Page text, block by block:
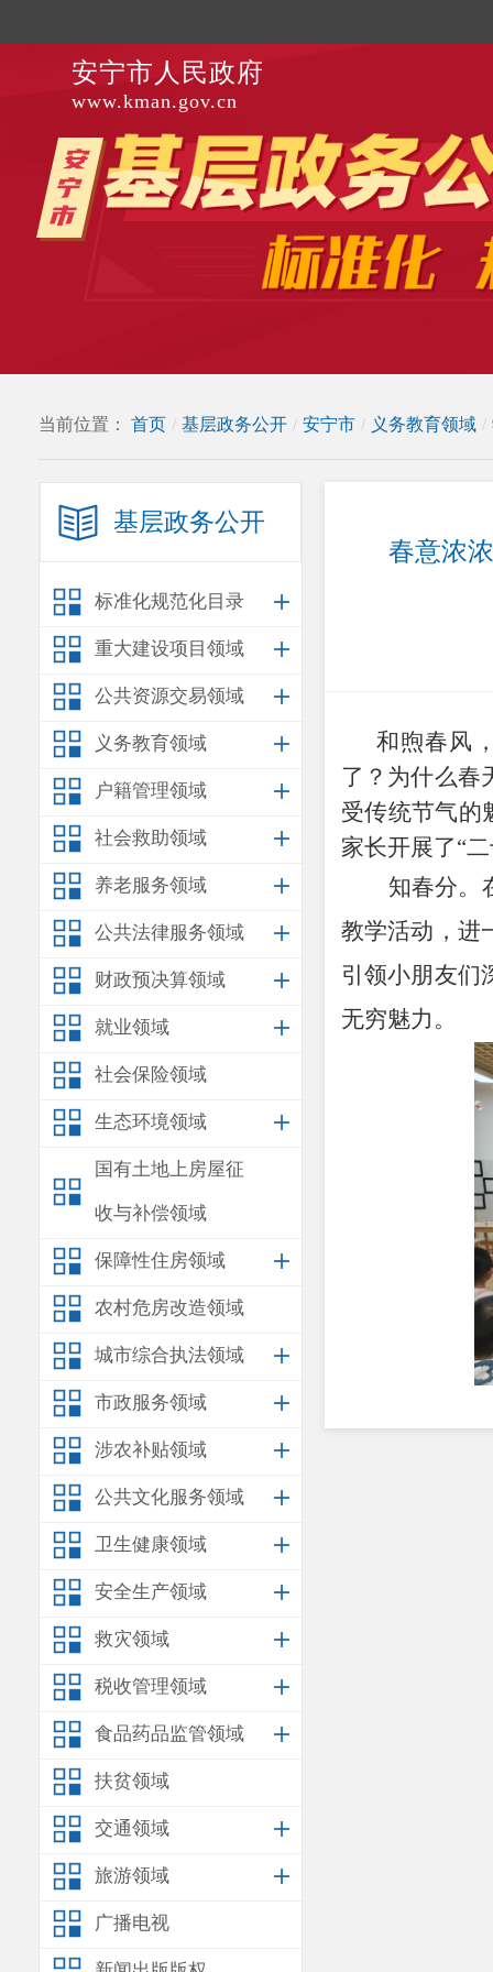
安宁市人民政府
www.kman.gov.cn
当前位置： 首页 / 基层政务公开 / 安宁市 / 义务教育领域 /
基层政务公开
标准化规范化目录
重大建设项目领域
公共资源交易领域
义务教育领域
户籍管理领域
社会救助领域
养老服务领域
公共法律服务领域
财政预决算领域
就业领域
社会保险领域
生态环境领域
国有土地上房屋征
收与补偿领域
保障性住房领域
农村危房改造领域
城市综合执法领域
市政服务领域
涉农补贴领域
公共文化服务领域
卫生健康领域
安全生产领域
救灾领域
税收管理领域
食品药品监管领域
扶贫领域
交通领域
旅游领域
广播电视
春意浓
和煦春风
了？为什么春
受传统节气的
家长开展了“
知春分。
教学活动，进
引领小朋友们
无穷魅力。